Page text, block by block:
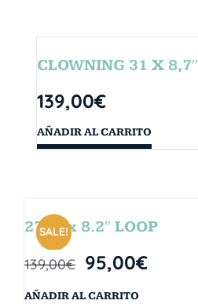
CLOWNING 31 X 8,7″
139,00€
AÑADIR AL CARRITO
SALE!
27.5″ x 8.2″ LOOP
139,00€ 95,00€
AÑADIR AL CARRITO